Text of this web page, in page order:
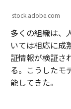
stock.adobe.com
多くの組織は、
いては相応に成
証情報が検証さ
る。こうしたモ
能してきた。